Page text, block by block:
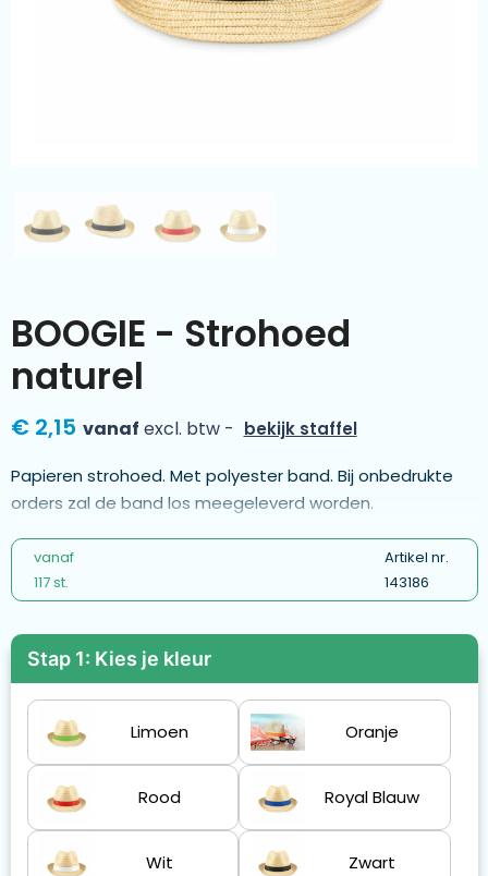
Kleding & textiel
BOOGIE - Strohoed
naturel
€ 2,15 vanaf excl. btw - bekijk staffel
Papieren strohoed. Met polyester band. Bij onbedrukte
orders zal de band los meegeleverd worden.
vanaf
117 st.
Artikel nr.
143186
Stap 1: Kies je kleur
Limoen Oranje
Rood Royal Blauw
Wit Zwart